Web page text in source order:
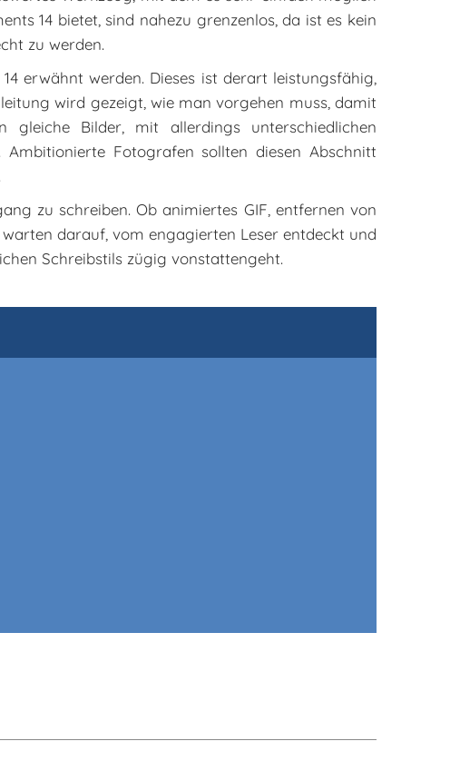
14 bietet, sind nahezu grenzenlos, da ist es kein
zu werden.
erwähnt werden. Dieses ist derart leistungsfähig,
wird gezeigt, wie man vorgehen muss, damit
gleiche Bilder, mit allerdings unterschiedlichen
Fotografen sollten diesen Abschnitt
zu schreiben. Ob animiertes GIF, entfernen von
darauf, vom engagierten Leser entdeckt und
Schreibstils zügig vonstattengeht.